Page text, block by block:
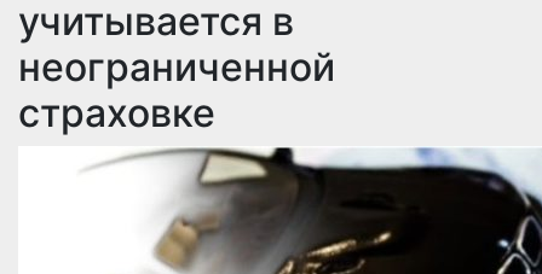
учитывается в
неограниченной
страховке